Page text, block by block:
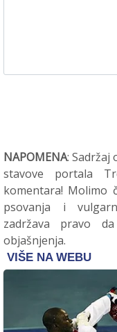
NAPOMENA: Sadržaj
stavove portala
komentara! Molimo
psovanja i
zadržava pravo
objašnjenja.